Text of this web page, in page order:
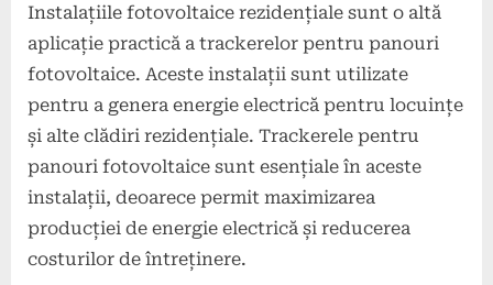
Instalațiile fotovoltaice rezidențiale sunt o altă
aplicație practică a trackerelor pentru panouri
fotovoltaice. Aceste instalații sunt utilizate
pentru a genera energie electrică pentru locuințe
și alte clădiri rezidențiale. Trackerele pentru
panouri fotovoltaice sunt esențiale în aceste
instalații, deoarece permit maximizarea
producției de energie electrică și reducerea
costurilor de întreținere.